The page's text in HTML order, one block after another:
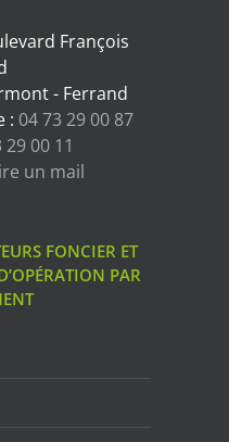
François
- Ferrand
: 04 73 29 00 87
29 00 11
un mail
FONCIER ET
PAR